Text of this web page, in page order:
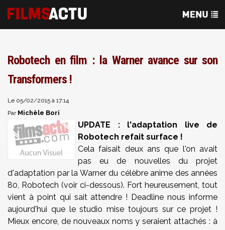
Robotech en film : la Warner avance sur son
Transformers !
Le 05/02/2015 à 17:14
Par Michèle Bori
UPDATE : l'adaptation live de
Robotech refait surface !
Cela faisait deux ans que l'on avait
pas eu de nouvelles du projet
d'adaptation par la Warner du célèbre anime des années
80, Robotech (voir ci-dessous). Fort heureusement, tout
vient à point qui sait attendre ! Deadline nous informe
aujourd'hui que le studio mise toujours sur ce projet !
Mieux encore, de nouveaux noms y seraient attachés : à